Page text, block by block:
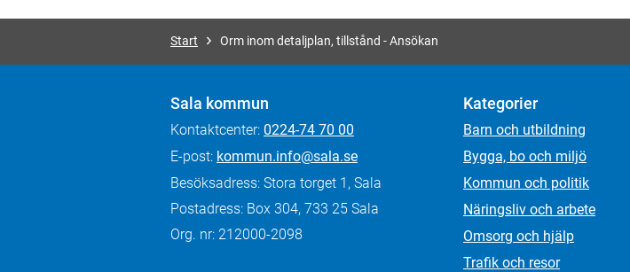
Start Orm inom detaljplan, tillstånd - Ansökan
Sala kommun
Kontaktcenter: 0224-74 70 00
E-post: kommun.info@sala.se
Besöksadress: Stora torget 1, Sala
Postadress: Box 304, 733 25 Sala
Org. nr: 212000-2098
Kategorier
Barn och utbildning
Bygga, bo och miljö
Kommun och politik
Näringsliv och arbete
Omsorg och hjälp
Trafik och resor